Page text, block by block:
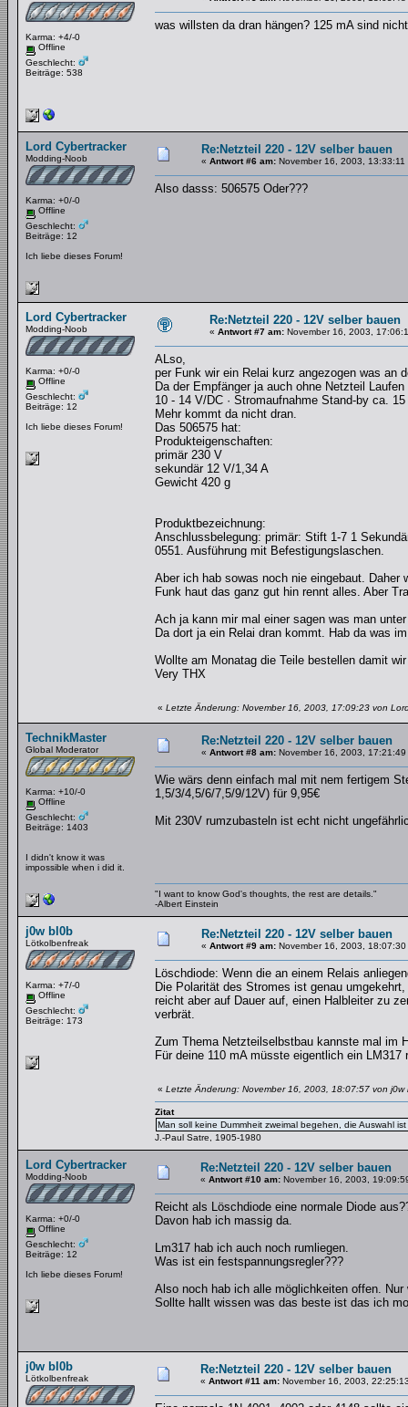
Karma: +4/-0
Offline
Geschlecht:
Beiträge: 538
was willsten da dran hängen? 125 mA sind
Lord Cybertracker
Modding-Noob
Karma: +0/-0
Offline
Geschlecht:
Beiträge: 12
Ich liebe dieses Forum!
Re:Netzteil 220 - 12V selber bauen
« Antwort #6 am: November 16, 2003, 13:33:11
Also dasss: 506575 Oder???
Lord Cybertracker
Modding-Noob
Karma: +0/-0
Offline
Geschlecht:
Beiträge: 12
Ich liebe dieses Forum!
Re:Netzteil 220 - 12V selber bauen
« Antwort #7 am: November 16, 2003,
ALso,
per Funk wir ein Relai kurz angezogen was an
Da der Empfänger ja auch ohne Netzteil
10 - 14 V/DC · Stromaufnahme Stand-by ca.
Mehr kommt da nicht dran.
Das 506575 hat:
Produkteigenschaften:
primär 230 V
sekundär 12 V/1,34 A
Gewicht 420 g
Produktbezeichnung:
Anschlussbelegung: primär: Stift 1-7 1
0551. Ausführung mit Befestigungslaschen.
Aber ich hab sowas noch nie eingebaut.
Funk haut das ganz gut hin rennt alles. Aber
Ach ja kann mir mal einer sagen was man
Da dort ja ein Relai dran kommt. Hab da was
Wollte am Monatag die Teile bestellen damit
Very THX
« Letzte Änderung: November 16, 2003, 17:09:23 von
TechnikMaster
Global Moderator
Karma: +10/-0
Offline
Geschlecht:
Beiträge: 1403
I didn't know it was
impossible when i did it.
Re:Netzteil 220 - 12V selber bauen
« Antwort #8 am: November 16, 2003, 17:21:49
Wie wärs denn einfach mal mit nem fertigem
1,5/3/4,5/6/7,5/9/12V) für 9,95€
Mit 230V rumzubasteln ist echt nicht
"I want to know God's thoughts, the rest are details."
-Albert Einstein
j0w bl0b
Lötkolbenfreak
Karma: +7/-0
Offline
Geschlecht:
Beiträge: 173
Re:Netzteil 220 - 12V selber bauen
« Antwort #9 am: November 16, 2003, 18:07:30
Löschdiode: Wenn die an einem Relais
Die Polarität des Stromes ist genau
reicht aber auf Dauer auf, einen Halbleiter zu
verbrät.
Zum Thema Netzteilselbstbau kannste mal im
Für deine 110 mA müsste eigentlich ein
« Letzte Änderung: November 16, 2003, 18:07:57 von j0w
Zitat
Man soll keine Dummheit zweimal begehen, die Auswahl
J.-Paul Satre, 1905-1980
Lord Cybertracker
Modding-Noob
Karma: +0/-0
Offline
Geschlecht:
Beiträge: 12
Ich liebe dieses Forum!
Re:Netzteil 220 - 12V selber bauen
« Antwort #10 am: November 16, 2003,
Reicht als Löschdiode eine normale Diode
Davon hab ich massig da.
Lm317 hab ich auch noch rumliegen.
Was ist ein festspannungsregler???
Also noch hab ich alle möglichkeiten offen.
Sollte hallt wissen was das beste ist das ich
j0w bl0b
Lötkolbenfreak
Re:Netzteil 220 - 12V selber bauen
« Antwort #11 am: November 16, 2003,